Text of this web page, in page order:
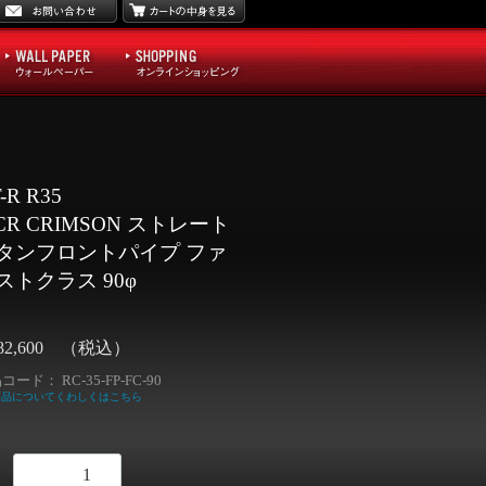
R R35
CRIMSON ストレート
ンフロントパイプ ファ
トクラス 90φ
（税込）
ード： RC-35-FP-FC-90
についてくわしくはこちら